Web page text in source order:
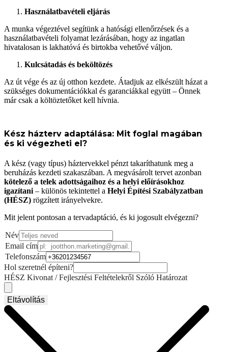
Használatbavételi eljárás
A munka végeztével segítünk a hatósági ellenőrzések és a
használatbavételi folyamat lezárásában, hogy az ingatlan
hivatalosan is lakhatóvá és birtokba vehetővé váljon.
Kulcsátadás és beköltözés
Az út vége és az új otthon kezdete. Átadjuk az elkészült házat a
szükséges dokumentációkkal és garanciákkal együtt – Önnek
már csak a költöztetőket kell hívnia.
Kész házterv adaptálása: Mit foglal magában
és ki végezheti el?
A kész (vagy típus) háztervekkel pénzt takaríthatunk meg a
beruházás kezdeti szakaszában. A megvásárolt tervet azonban
kötelező a telek adottságaihoz és a helyi előírásokhoz
igazítani – különös tekintettel a Helyi Építési Szabályzatban
(HÉSZ) rögzített irányelvekre.
Mit jelent pontosan a tervadaptáció, és ki jogosult elvégezni?
Név
Email cím
Telefonszám
Hol szeretnél építeni?
HÉSZ Kivonat / Fejlesztési Feltételekről Szóló Határozat
Eltávolítás